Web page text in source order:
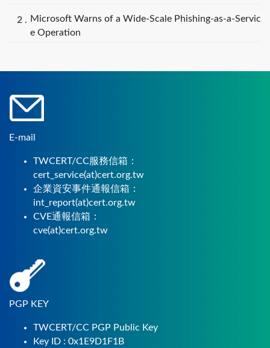
Microsoft Warns of a Wide-Scale Phishing-as-a-Servic
e Operation
E-mail
TWCERT/CC服務信箱：
cert_service(at)cert.org.tw
企業資安事件通報信箱：
int_report(at)cert.org.tw
CVE通報信箱：
cve(at)cert.org.tw
PGP KEY
TWCERT/CC PGP Public Key
Key ID : 0x1E9D1F1B